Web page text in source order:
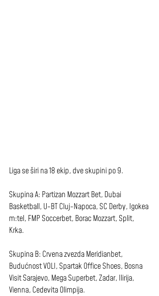
Liga se širi na 18 ekip, dve skupini po 9.
Skupina A: Partizan Mozzart Bet, Dubai
Basketball, U-BT Cluj-Napoca, SC Derby, Igokea
m:tel, FMP Soccerbet, Borac Mozzart, Split,
Krka.
Skupina B: Crvena zvezda Meridianbet,
Budućnost VOLI, Spartak Office Shoes, Bosna
Visit Sarajevo, Mega Superbet, Zadar, Ilirija,
Vienna, Cedevita Olimpija.